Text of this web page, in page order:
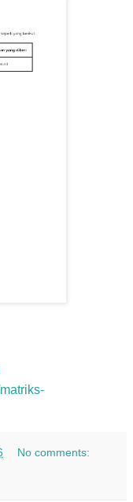
No comments: